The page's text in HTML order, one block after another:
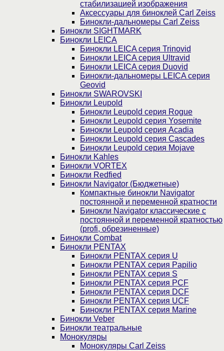
стабилизацией изображения
Аксессуары для биноклей Carl Zeiss
Бинокли-дальномеры Carl Zeiss
Бинокли SIGHTMARK
Бинокли LEICA
Бинокли LEICA серия Trinovid
Бинокли LEICA серия Ultravid
Бинокли LEICA серия Duovid
Бинокли-дальномеры LEICA серия
Geovid
Бинокли SWAROVSKI
Бинокли Leupold
Бинокли Leupold серия Rogue
Бинокли Leupold серия Yosemite
Бинокли Leupold серия Acadia
Бинокли Leupold серия Cascades
Бинокли Leupold серия Mojave
Бинокли Kahles
Бинокли VORTEX
Бинокли Redfied
Бинокли Navigator (Бюджетные)
Компактные бинокли Navigator
постоянной и переменной кратности
Бинокли Navigator классические с
постоянной и переменной кратностью
(profi, обрезиненные)
Бинокли Combat
Бинокли PENTAX
Бинокли PENTAX серия U
Бинокли PENTAX серия Papilio
Бинокли PENTAX серия S
Бинокли PENTAX серия PCF
Бинокли PENTAX серия DCF
Бинокли PENTAX серия UCF
Бинокли PENTAX серия Marine
Бинокли Veber
Бинокли театральные
Монокуляры
Монокуляры Carl Zeiss